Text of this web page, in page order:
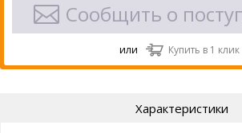
Сообщить о
или Купить в 1 клик
Характеристики